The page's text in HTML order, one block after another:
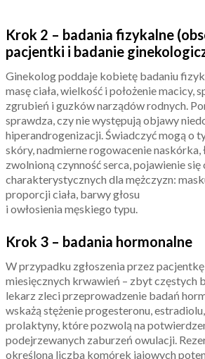
Krok 2 – badania fizykalne
pacjentki i badanie
Ginekolog poddaje kobietę badaniu
masę ciała, wielkość i położenie macicy,
zgrubień i guzków narządów rodnych.
sprawdza, czy nie występują objawy
hiperandrogenizacji. Świadczyć mogą o
skóry, nadmierne rogowacenie naskórka,
zwolnioną czynność serca, pojawienie się
charakterystycznych dla mężczyzn:
proporcji ciała, barwy głosu
i owłosienia męskiego typu.
Krok 3 – badania hormonalne
W przypadku zgłoszenia przez
miesięcznych krwawień – zbyt częstych
lekarz zleci przeprowadzenie badań
wskażą stężenie progesteronu,
prolaktyny, które pozwolą na
podejrzewanych zaburzeń owulacji.
określona liczba komórek jajowych